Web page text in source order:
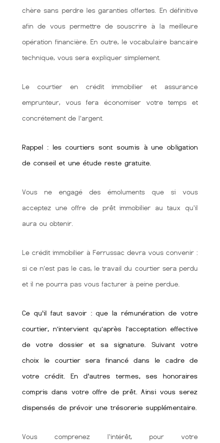
chère sans perdre les garanties offertes. En définitive
afin de vous permettre de souscrire à la meilleure
opération financière. En outre, le vocabulaire bancaire
technique, vous sera expliquer simplement.
Le courtier en crédit immobilier et assurance
emprunteur, vous fera économiser votre temps et
concrétement de l’argent.
Rappel : les courtiers sont soumis à une obligation
de conseil et une étude reste gratuite.
Vous ne engagé des émoluments que si vous
acceptez une offre de prêt immobilier au taux qu'il
aura ou obtenir.
Le crédit immobilier à Ferrussac devra vous convenir :
si ce n’est pas le cas, le travail du courtier sera perdu
et il ne pourra pas vous facturer à peine perdue.
Ce qu'il faut savoir : que la rémunération de votre
courtier, n’intervient qu’après l’acceptation effective
de votre dossier et sa signature. Suivant votre
choix le courtier sera financé dans le cadre de
votre crédit. En d'autres termes, ses honoraires
compris dans votre offre de prêt. Ainsi vous serez
dispensés de prévoir une trésorerie supplémentaire.
Vous comprenez l'intérêt, pour votre